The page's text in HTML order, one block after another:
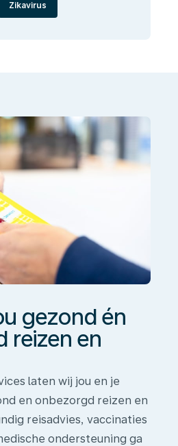
Zikavirus
gezond én
reizen en
laten wij jou en je
en onbezorgd reizen en
reisadvies, vaccinaties
ondersteuning ga